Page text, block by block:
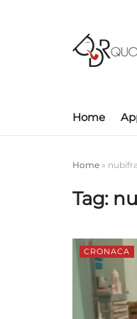
Home
Home »
Tag:
CRONACA